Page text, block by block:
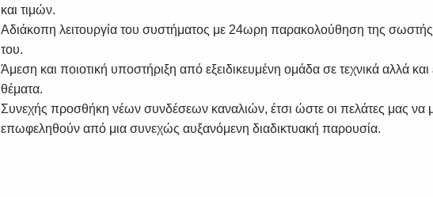
και τιμών.
Αδιάκοπη λειτουργία του συστήματος με 24ωρη παρακολούθηση της σωστής
του.
Άμεση και ποιοτική υποστήριξη από εξειδικευμένη ομάδα σε τεχνικά αλλά
θέματα.
Συνεχής προσθήκη νέων συνδέσεων καναλιών, έτσι ώστε οι πελάτες μας να
επωφεληθούν από μια συνεχώς αυξανόμενη διαδικτυακή παρουσία.